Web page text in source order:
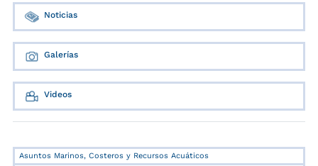
Noticias
Galerías
Videos
Asuntos Marinos, Costeros y Recursos Acuáticos